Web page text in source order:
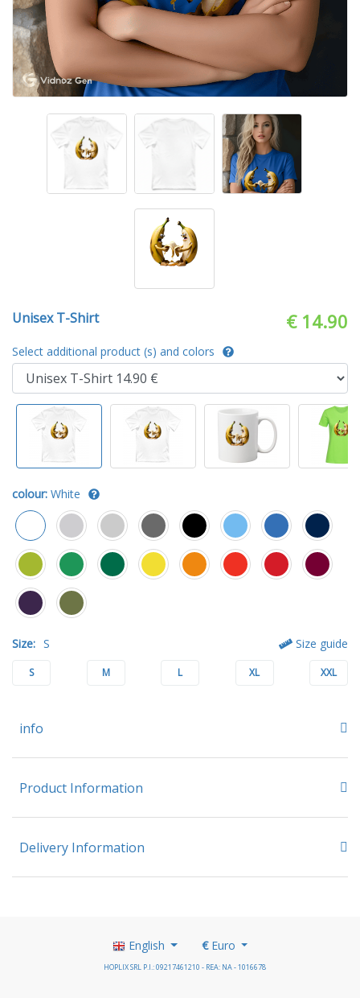
Unisex T-Shirt € 14.90
Select additional product (s) and colors
colour: White
Size: S Size guide
S M L XL XXL
info
Product Information
Delivery Information
English €Euro
HOPLIX SRL P.I.: 09217461210 - REA: NA - 1016678